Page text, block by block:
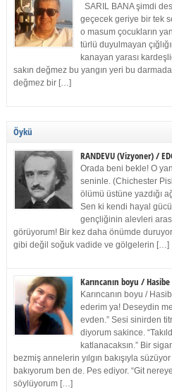
SARIL BANA şimdi
geçecek geriye bir tek
o masum çocukların
türlü duyulmayan
kanayan yarası
sakın değmez bu yangın yeri bu
değmez bir […]
Öykü
RANDEVU (Vizyoner) /
Orada beni bekle! O
seninle. (Chichester
ölümü üstüne yazdığı
Sen ki kendi hayal
gençliğinin alevleri
görüyorum! Bir kez daha önümde
gibi değil soğuk vadide ve gölgelerin […]
Karıncanın boyu /
Karıncanın boyu /
ederim ya! Deseydin
evden.” Sesi sinirden
diyorum sakince.
katlanacaksın.” Bir
bezmiş annelerin yılgın bakışıyla
bakıyorum ben de. Pes ediyor. “Git
söylüyorum […]